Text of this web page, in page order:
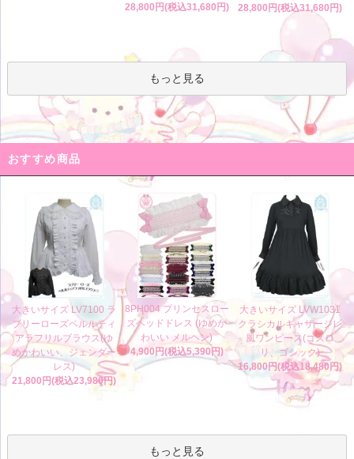
28,800円(税込31,680円)
28,800円(税込31,680円)
もっと見る
おすすめ商品
大きいサイズ LV7100 ラ
ブリーローズペルルティ
アラフリルブラウス(ゆ
めかわいい、ジェンダー
レス)
21,800円(税込23,980円)
8PH004 プリンセスロー
ズヘッドドレス (ゆめか
わいい メルヘン)
4,900円(税込5,390円)
大きいサイズ LVW1031
クラシカルギャザージレ
風ワンピース(ゴスロ
リ、ゴシック)
16,800円(税込18,480円)
もっと見る